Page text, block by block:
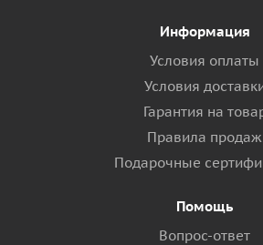
Информация
Условия оплаты
Условия
Гарантия на
Правила продаж
Подарочные
Помощь
Вопрос-ответ